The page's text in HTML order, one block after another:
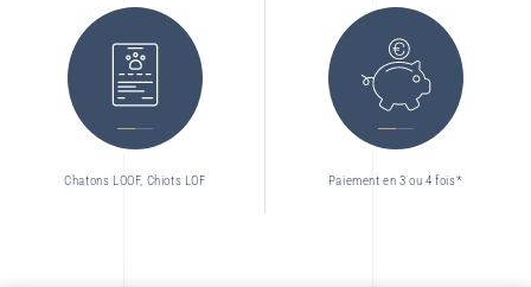
Chatons LOOF, Chiots LOF Paiement en 3 ou 4 fois*